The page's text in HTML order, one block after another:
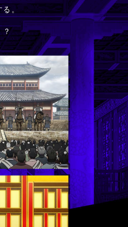
る。
？